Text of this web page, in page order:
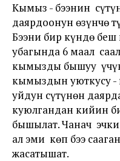
Кымыз - бээнин
даярдоонун өзүнчө
Бээни бир күндө беш
убагында 6 маал
кымызды бышуу
кымыздын уюткусу -
уйдун сүтүнөн
куюлгандан кийин
бышылат. Чанач
ал эми көп бээ
жасатышат.